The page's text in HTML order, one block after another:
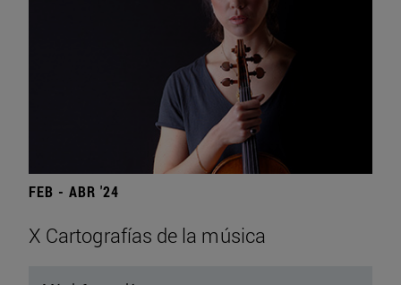
FEB - ABR '24
X Cartografías de la música